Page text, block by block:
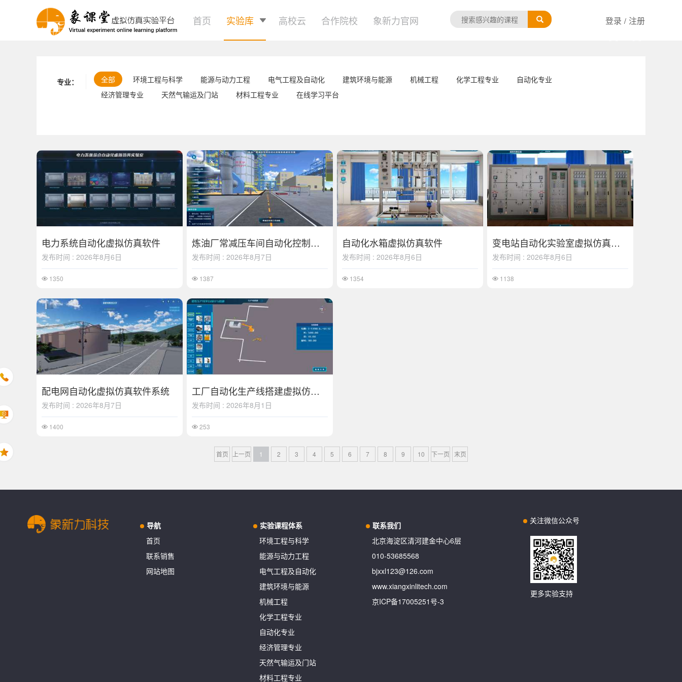
首页 实验库 高校云 合作院校 象新力官网 登录 / 注册
专业： 全部 环境工程与科学 能源与动力工程 电气工程及自动化 建筑环境与能源 机械工程 化学工程专业
自动化专业
经济管理专业
天然气输运及门站 材料工程专业 在线学习平台
电力系统自动化虚拟仿真软件
发布时间 : 2026年8月6日
1350
炼油厂常减压车间自动化控制系统虚拟仿真软件
发布时间 : 2026年8月7日
1387
自动化水箱虚拟仿真软件
发布时间 : 2026年8月6日
1354
变电站自动化实验室虚拟仿真软件
发布时间 : 2026年8月6日
1138
配电网自动化虚拟仿真软件系统
发布时间 : 2026年8月7日
1400
工厂自动化生产线搭建虚拟仿真软件
发布时间 : 2026年8月1日
253
首页 上一页 1 2 3 4 5 6 7 8 9 10 下一页 末页
导航
首页
联系销售
网站地图
实验课程体系
环境工程与科学
能源与动力工程
电气工程及自动化
建筑环境与能源
机械工程
化学工程专业
自动化专业
经济管理专业
天然气输运及门站
材料工程专业
联系我们
北京海淀区清河建金中心6层
010-53685568
bjxxl123@126.com
www.xiangxinlitech.com
京ICP备17005251号-3
关注微信公众号
更多实验支持